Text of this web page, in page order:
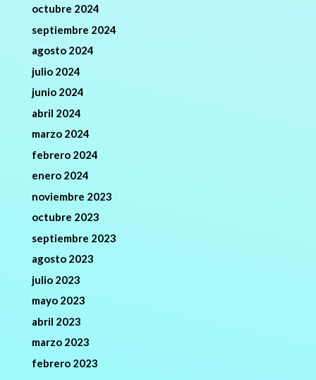
octubre 2024
septiembre 2024
agosto 2024
julio 2024
junio 2024
abril 2024
marzo 2024
febrero 2024
enero 2024
noviembre 2023
octubre 2023
septiembre 2023
agosto 2023
julio 2023
mayo 2023
abril 2023
marzo 2023
febrero 2023